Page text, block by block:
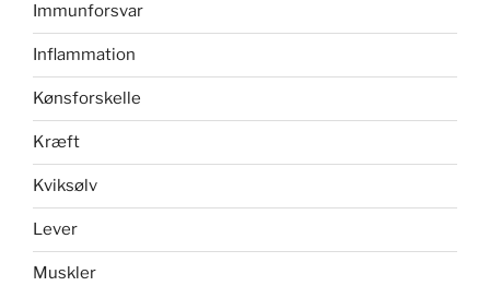
Immunforsvar
Inflammation
Kønsforskelle
Kræft
Kviksølv
Lever
Muskler